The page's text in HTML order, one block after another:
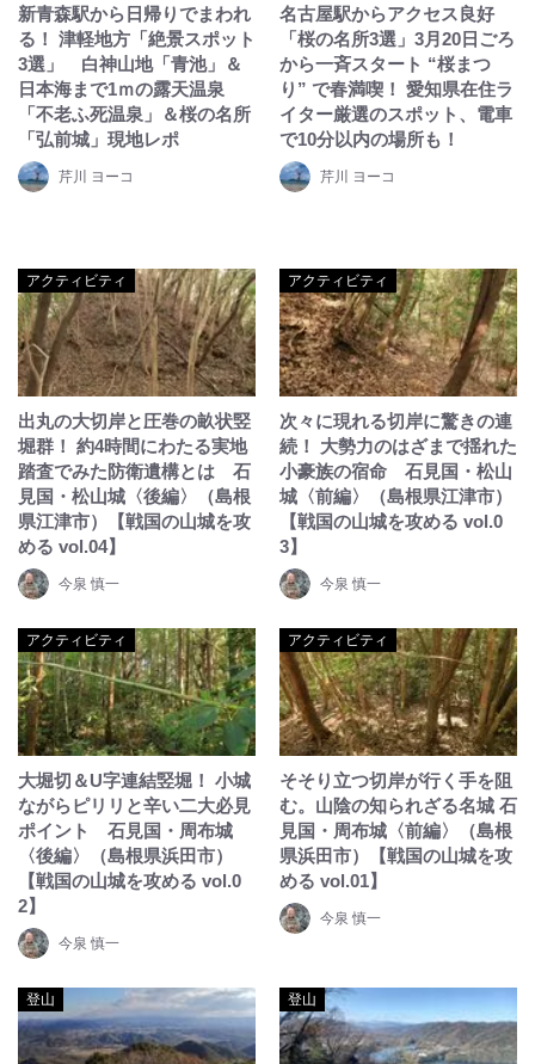
新青森駅から日帰りでまわれ
る！ 津軽地方「絶景スポット
3選」 白神山地「青池」＆
日本海まで1ｍの露天温泉
「不老ふ死温泉」＆桜の名所
「弘前城」現地レポ
芹川 ヨーコ
名古屋駅からアクセス良好
「桜の名所3選」3月20日ごろ
から一斉スタート “桜まつ
り” で春満喫！ 愛知県在住ラ
イター厳選のスポット、電車
で10分以内の場所も！
芹川 ヨーコ
アクティビティ
出丸の大切岸と圧巻の畝状竪
堀群！ 約4時間にわたる実地
踏査でみた防衛遺構とは 石
見国・松山城〈後編〉（島根
県江津市）【戦国の山城を攻
める vol.04】
今泉 慎一
アクティビティ
次々に現れる切岸に驚きの連
続！ 大勢力のはざまで揺れた
小豪族の宿命 石見国・松山
城〈前編〉（島根県江津市）
【戦国の山城を攻める vol.0
3】
今泉 慎一
アクティビティ
大堀切＆U字連結竪堀！ 小城
ながらピリリと辛い二大必見
ポイント 石見国・周布城
〈後編〉（島根県浜田市）
【戦国の山城を攻める vol.0
2】
今泉 慎一
アクティビティ
そそり立つ切岸が行く手を阻
む。山陰の知られざる名城 石
見国・周布城〈前編〉（島根
県浜田市）【戦国の山城を攻
める vol.01】
今泉 慎一
登山 登山